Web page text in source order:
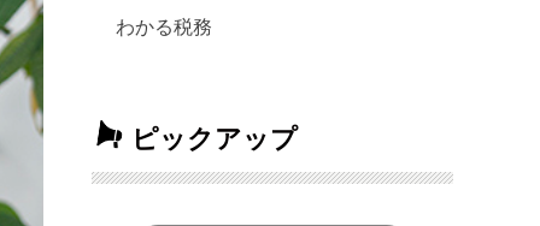
わかる税務
ピックアップ